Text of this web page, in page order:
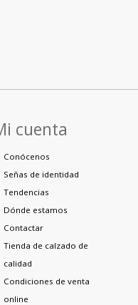
cuenta
Conócenos
Señas de identidad
Tendencias
Dónde estamos
Contactar
Tienda de calzado de
calidad
Condiciones de venta
online